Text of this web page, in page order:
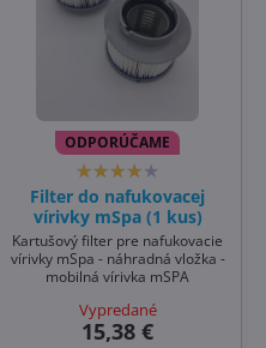
ODPORÚČAME
Filter do nafukovacej
vírivky mSpa (1 kus)
Kartušový filter pre nafukovacie
vírivky mSpa - náhradná vložka -
mobilná vírivka mSPA
Vypredané
15,38 €